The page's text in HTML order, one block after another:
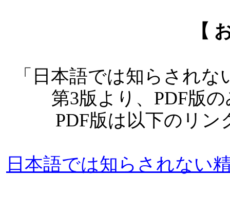
【
「日本語では知らされ
第3版より、 PDF版
PDF版は以下のリン
日本語では知らされない